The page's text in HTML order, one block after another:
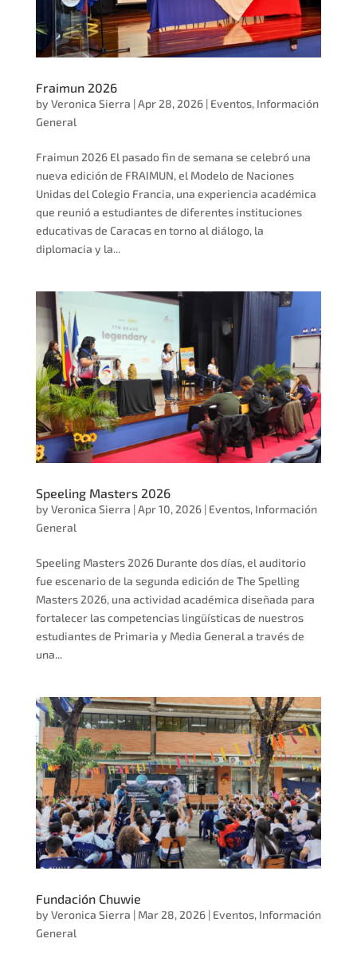
Fraimun 2026
by Veronica Sierra |Apr 28, 2026| Eventos, Información
General
Fraimun 2026 El pasado fin de semana se celebró una
nueva edición de FRAIMUN, el Modelo de Naciones
Unidas del Colegio Francia, una experiencia académica
que reunió a estudiantes de diferentes instituciones
educativas de Caracas en torno al diálogo, la
diplomacia y la...
Speeling Masters 2026
by Veronica Sierra |Apr 10, 2026| Eventos, Información
General
Speeling Masters 2026 Durante dos días, el auditorio
fue escenario de la segunda edición de The Spelling
Masters 2026, una actividad académica diseñada para
fortalecer las competencias lingüísticas de nuestros
estudiantes de Primaria y Media General a través de
una...
Fundación Chuwie
by Veronica Sierra | Mar 28, 2026| Eventos, Información
General